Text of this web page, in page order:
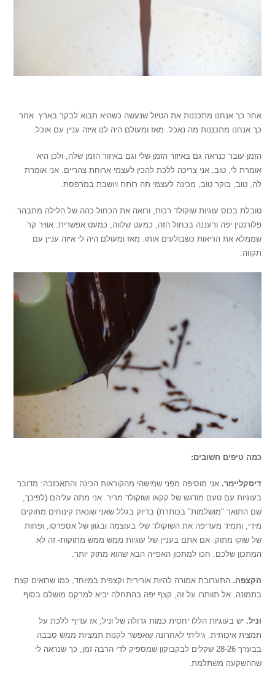
אחר כך אנחנו מתכננות את הטיול שנעשה כשהיא תבוא לבקר בארץ. אחר
כך אנחנו מתכננות מה נאכל. מאז ומעולם היה לנו איזה עניין עם אוכל.
הזמן עובר כנראה גם באיזור הזמן שלי וגם באיזור הזמן שלה, ולכן היא
אומרת לי, טוב, אני צריכה ללכת להכין לעצמי ארוחת צהריים. אני אומרת
לה, טוב, בוקר טוב, מכינה לעצמי תה רותח ויושבת במרפסת.
טובלת בכוס עוגיות שוקולד רכות, ורואה את הכחול כהה של הלילה מתבהר.
פלורנטין יפה ורעננה בכחול הזה, כמעט שלווה, כמעט אפשרית. אוויר קר
שממלא את הריאות כשבולעים אותו. מאז ומעולם היה לי איזה עניין עם
תקווה.
כמה טיפים חשובים:
דיסקליימר.אני מוסיפה מפני שמישהי מהקוראות הכינה והתאכזבה: מדובר
בעוגיות עם טעם מודגש של קקאו ושוקולד מריר. אני מתה עליהם (לפיכך,
שם התואר "מושלמות" בכותרת) בדיוק בגלל שאני שונאת קינוחים מתוקים
מידי, ותמיד מעדיפה את השוקולד שלי בעוצמה ובגוון של אספרסו, ופחות
של שוקו מתוק. אם אתם בעניין של עוגיות ממש ממש מתוקות- זה לא
המתכון שלכם. חכו למתכון האפייה הבא שהוא מתוק יותר.
הקצפה.התערובת אמורה להיות אורירית וקצפית במיוחד, כמו שרואים קצת
בתמונה. אל תוותרו על זה, קצף יפה בהתחלה יביא למרקם מושלם בסוף.
וניל.יש בעוגיות הללו יחסית כמות גדולה של וניל, אז עדיף ללכת על
תמצית איכותית. גיליתי לאחרונה שאפשר לקנות תמציות ממש סבבה
בבערך 28-26 שקלים לבקבוקון שמספיק לדי הרבה זמן, כך שנראה לי
שההשקעה משתלמת.